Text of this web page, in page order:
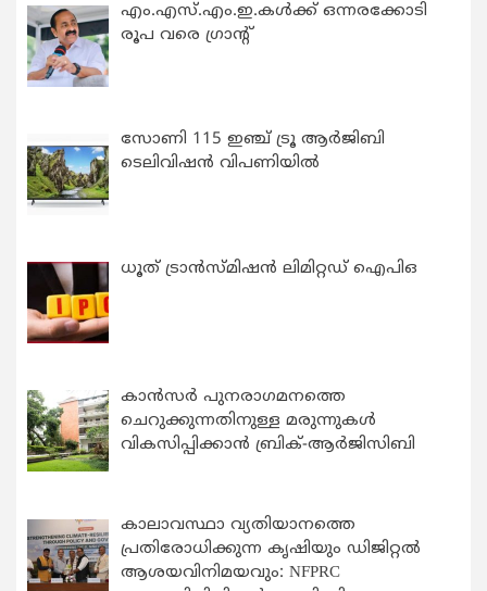
എം.എസ്.എം.ഇ.കൾക്ക് ഒന്നരക്കോടി
രൂപ വരെ ഗ്രാന്റ്
സോണി 115 ഇഞ്ച് ട്രൂ ആർജിബി
ടെലിവിഷൻ വിപണിയിൽ
ധൂത് ട്രാൻസ്മിഷൻ ലിമിറ്റഡ് ഐപിഒ
കാന്‍സര്‍ പുനരാഗമനത്തെ
ചെറുക്കുന്നതിനുള്ള മരുന്നുകള്‍
വികസിപ്പിക്കാന്‍ ബ്രിക്-ആര്‍ജിസിബി
കാലാവസ്ഥാ വ്യതിയാനത്തെ
പ്രതിരോധിക്കുന്ന കൃഷിയും ഡിജിറ്റൽ
ആശയവിനിമയവും: NFPRC